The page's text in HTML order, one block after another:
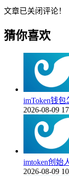
文章已关闭评论！
猜你喜欢
imToken钱
2026-08-09
imtoken创始
2026-08-09